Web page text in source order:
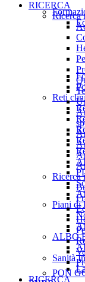
RICERCA
Ricerca
Ricerca
PON
Reti
Piani di
ALBO
Sanità
RICERCA